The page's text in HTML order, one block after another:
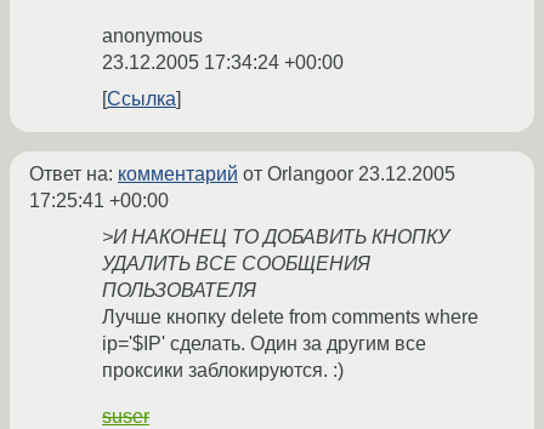
anonymous
23.12.2005 17:34:24 +00:00
Ссылка
Ответ на: комментарий от Orlangoor 23.12.2005
17:25:41 +00:00
>И НАКОНЕЦ ТО ДОБАВИТЬ КНОПКУ
УДАЛИТЬ ВСЕ СООБЩЕНИЯ
ПОЛЬЗОВАТЕЛЯ
Лучше кнопку delete from comments where
ip='$IP' сделать. Один за другим все
проксики заблокируются. :)
suser